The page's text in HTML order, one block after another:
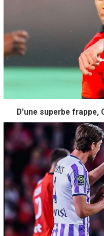
D'une superbe frappe,